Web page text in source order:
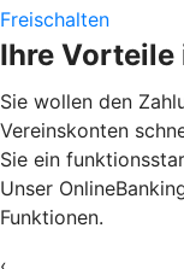
Freischalten
Ihre
Sie wollen den
Vereinskonten
Sie ein
Unser
Funktionen.